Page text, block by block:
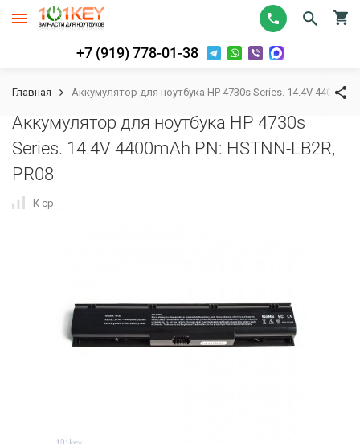
+7 (919) 778-01-38
Главная Аккумулятор для ноутбука HP 4730s Series. 14.4V 4400mAh
Аккумулятор для ноутбука HP 4730s
Series. 14.4V 4400mAh PN: HSTNN-LB2R,
PR08
К сравнению